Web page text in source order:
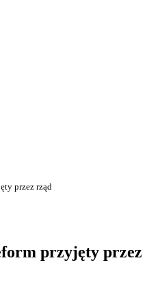
przez rząd
przyjęty przez